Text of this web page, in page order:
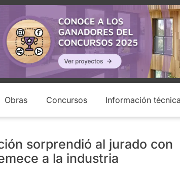
Obras Concursos Información técnica
sorprendió al jurado con
a la industria